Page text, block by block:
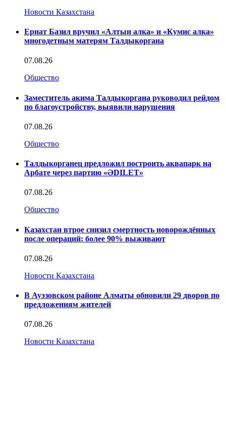
Новости Казахстана
Ернат Базил вручил «Алтын алка» и «Кумис алка»
многодетным матерям Талдыкоргана
07.08.26
Общество
Заместитель акима Талдыкоргана руководил рейдом
по благоустройству, выявили нарушения
07.08.26
Общество
Талдыкорганец предложил построить аквапарк на
Арбате через партию «ӘDILET»
07.08.26
Общество
Казахстан втрое снизил смертность новорождённых
после операций: более 90% выживают
07.08.26
Новости Казахстана
В Ауэзовском районе Алматы обновили 29 дворов по
предложениям жителей
07.08.26
Новости Казахстана